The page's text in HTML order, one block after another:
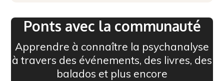
Ponts avec la communauté
Apprendre à connaître la psychanalyse
à travers des événements, des livres, des
balados et plus encore